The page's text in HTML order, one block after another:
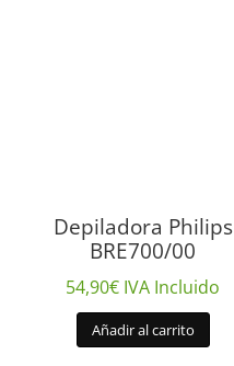
Depiladora Philips
BRE700/00
54,90€ IVA Incluido
Añadir al carrito